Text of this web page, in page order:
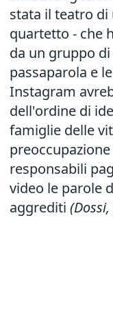
stata il teatro di
quartetto - che
da un gruppo
passaparola e
Instagram
dell'ordine di
famiglie delle
responsabili
video le parole
aggrediti